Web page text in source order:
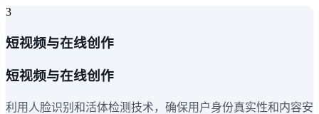
3
短视频与在线创作
短视频与在线创作
利用人脸识别和活体检测技术，确保用户身份真实性和内容安